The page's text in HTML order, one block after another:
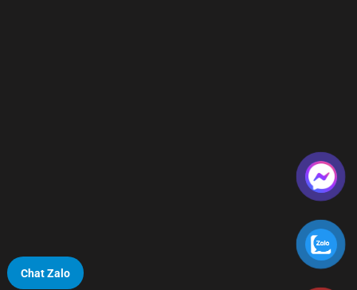
Chat Zalo